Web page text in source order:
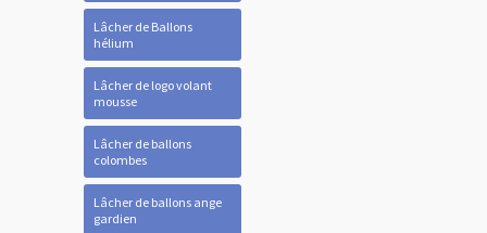
Lâcher de Ballons
hélium
Lâcher de logo volant
mousse
Lâcher de ballons
colombes
Lâcher de ballons ange
gardien